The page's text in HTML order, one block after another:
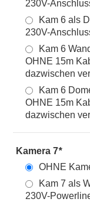
230V-
Kam 6 als
230V-
Kam 6
OHNE 15m
dazwischen
Kam 6
OHNE 15m
dazwischen
Kamera 7*
OHNE
Kam 7 als
230V-